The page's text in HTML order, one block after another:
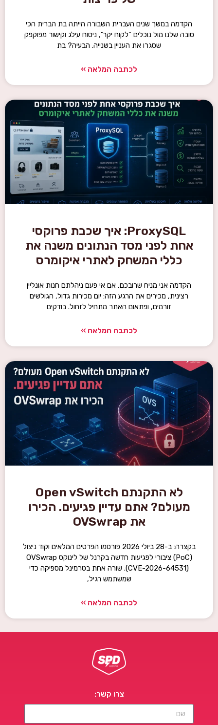
הקדמה במשך שנים העברית השבורה הייתה בת הברית הכי
טובה שלנו מול נוכלים "לקוח יקר", ניסוח עילג וקישור מפוקפק
שסגרו את העניין בשנייה. הבעיה? בת
לכתבה המלאה »
ProxySQL: איך שכבת פרוקסי
אחת לפני מסד הנתונים משנה את
כללי המשחק לאתרי איקומרס
הקדמה אני מניח שרובכם, אם אי פעם ניהלתם חנות אונליין
רצינית, מכירים את הרגע הזה: יום מכירות גדול, הגולשים
זורמים, ופתאום האתר מתחיל לזחול. בודקים
לכתבה המלאה »
לא התקנתם Open vSwitch
מעולם? אתם עדיין פגיעים. הכירו
את OVSwrap
בקצרה: ב-28 ביולי 2026 פורסמו הפרטים המלאים וקוד ניצול
(PoC) ציבורי לפגיעות חדשה בקרנל של לינוקס OVSwrap
(CVE-2026-64531). שורה אחת בטרמינל מספיקה כדי
שמשתמש רגיל,
לכתבה המלאה »
צרו קשר: